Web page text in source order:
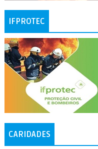
IFPROTEC
CARIDADES